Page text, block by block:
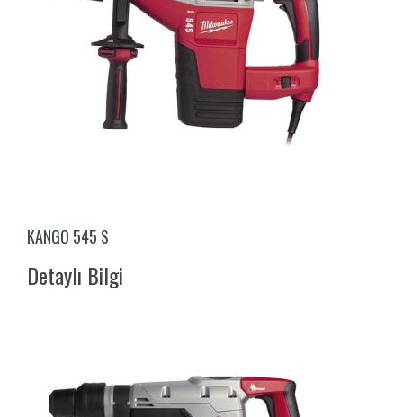
KANGO 545 S
Detaylı Bilgi